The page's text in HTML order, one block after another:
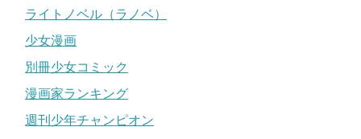
ライトノベル（ラノベ）
少女漫画
別冊少女コミック
漫画家ランキング
週刊少年チャンピオン